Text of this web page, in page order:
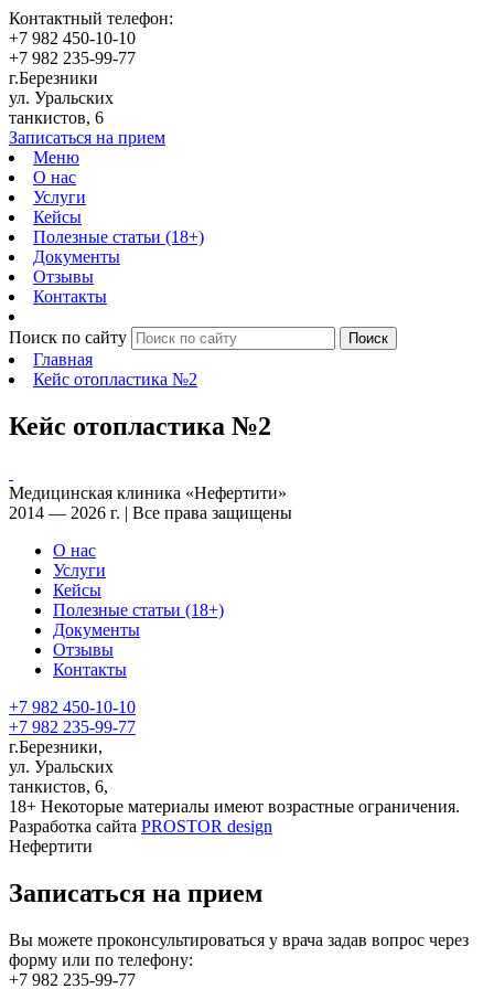
Контактный телефон:
+7 982 450-10-10
+7 982 235-99-77
г.Березники
ул. Уральских
танкистов, 6
Записаться на прием
Меню
О нас
Услуги
Кейсы
Полезные статьи (18+)
Документы
Отзывы
Контакты
Поиск по сайту Поиск
Главная
Кейс отопластика №2
Кейс отопластика №2
Медицинская клиника «Нефертити»
2014 — 2026 г. | Все права защищены
О нас
Услуги
Кейсы
Полезные статьи (18+)
Документы
Отзывы
Контакты
+7 982 450-10-10
+7 982 235-99-77
г.Березники,
ул. Уральских
танкистов, 6,
18+ Некоторые материалы имеют возрастные ограничения.
Разработка сайта PROSTOR design
Нефертити
Записаться на прием
Вы можете проконсультироваться у врача задав вопрос через
форму или по телефону:
+7 982 235-99-77